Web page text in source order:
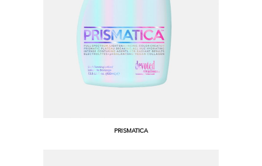
PRISMATICA